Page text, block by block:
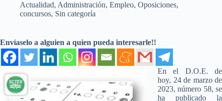
Actualidad, Administración, Empleo, Oposiciones,
concursos, Sin categoría
Envíaselo a alguien a quien pueda interesarle!!
En el D.O.E. de
hoy, 24 de marzo de
2023, número 58, se
ha publicado la